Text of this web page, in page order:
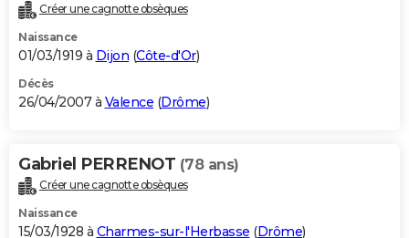
Créer une cagnotte obsèques
Naissance
01/03/1919 à Dijon (Côte-d'Or)
Décès
26/04/2007 à Valence (Drôme)
Gabriel PERRENOT (78 ans)
Créer une cagnotte obsèques
Naissance
15/03/1928 à Charmes-sur-l'Herbasse (Drôme)